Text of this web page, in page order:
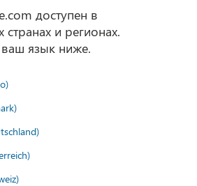
доступен в
странах и регионах.
язык ниже.